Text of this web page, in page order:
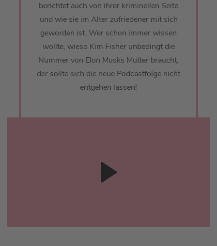
berichtet auch von ihrer kriminellen Seite
und wie sie im Alter zufriedener mit sich
geworden ist. Wer schon immer wissen
wollte, wieso Kim Fisher unbedingt die
Nummer von Elon Musks Mutter braucht,
der sollte sich die neue Podcastfolge nicht
entgehen lassen!